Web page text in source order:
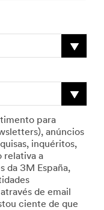
para
anúncios
inquéritos,
relativa a
da 3M España,
de email
ciente de que